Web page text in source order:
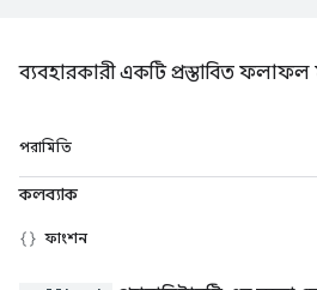
ব্যবহারকারী একটি প্রস্তাবিত ফলাফল
পরামিতি
কলব্যাক
ফাংশন